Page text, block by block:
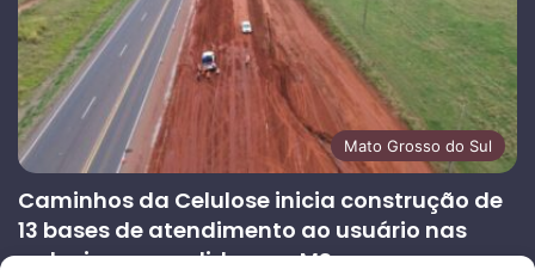
Mato Grosso do Sul
Caminhos da Celulose inicia construção de
13 bases de atendimento ao usuário nas
rodovias concedidas em MS